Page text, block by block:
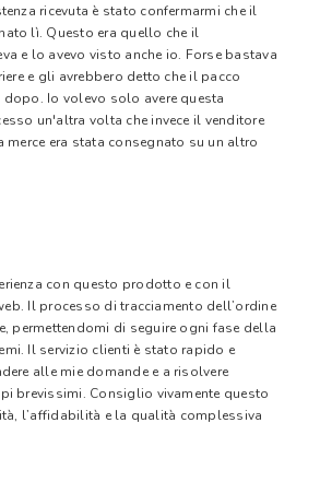
ricevuta è stato confermarmi che il
lì. Questo era quello che il
e lo avevo visto anche io. Forse bastava
e gli avrebbero detto che il pacco
Io volevo solo avere questa
un'altra volta che invece il venditore
merce era stata consegnato su un altro
con questo prodotto e con il
Il processo di tracciamento dell’ordine
permettendomi di seguire ogni fase della
Il servizio clienti è stato rapido e
alle mie domande e a risolvere
brevissimi. Consiglio vivamente questo
l’affidabilità e la qualità complessiva